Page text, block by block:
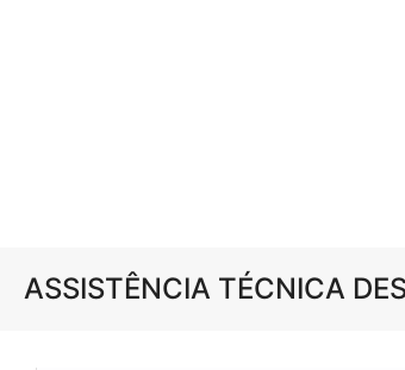
ASSISTÊNCIA TÉCNICA